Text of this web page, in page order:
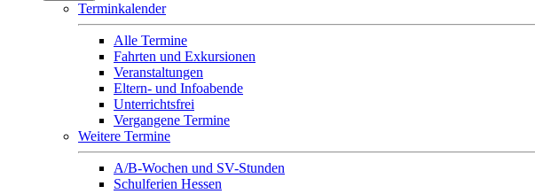
Terminkalender
Alle Termine
Fahrten und Exkursionen
Veranstaltungen
Eltern- und Infoabende
Unterrichtsfrei
Vergangene Termine
Weitere Termine
A/B-Wochen und SV-Stunden
Schulferien Hessen